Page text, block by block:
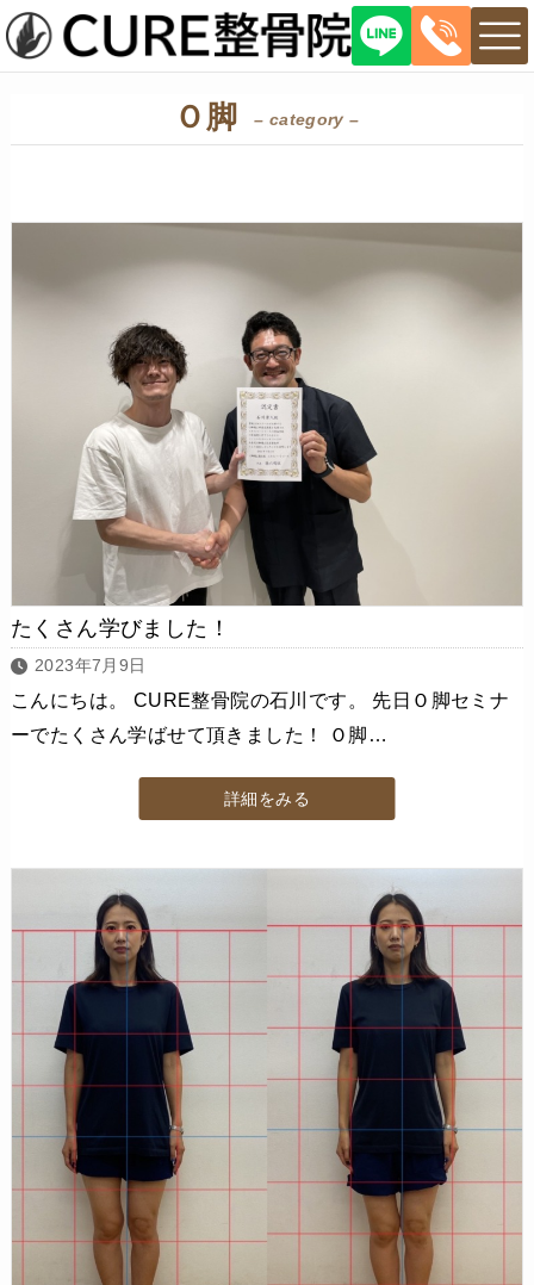
Ｏ脚 – category –
たくさん学びました！
2023年7月9日
こんにちは。 CURE整骨院の石川です。 先日Ｏ脚セミナ
ーでたくさん学ばせて頂きました！ Ｏ脚…
詳細をみる